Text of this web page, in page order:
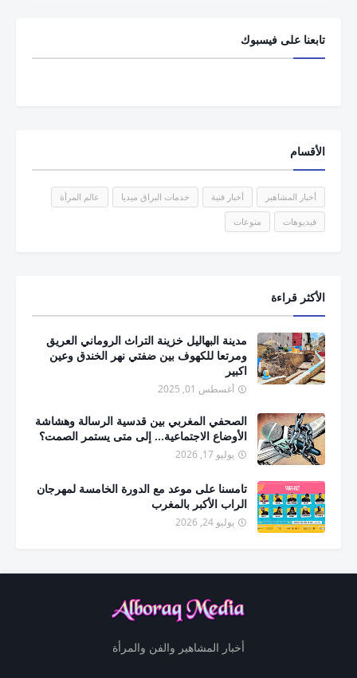
تابعنا على فيسبوك
الأقسام
أخبار المشاهير أخبار فنية خدمات البراق ميديا عالم المرأة
فيديوهات منوعات
الأكثر قراءة
مدينة البهاليل خزينة التراث الروماني العريق
ومرتعا للكهوف بين ضفتي نهر الخندق وعين
اكبير
أغسطس 01, 2025
الصحفي المغربي بين قدسية الرسالة وهشاشة
الأوضاع الاجتماعية... إلى متى يستمر الصمت؟
يوليو 17, 2026
تامسنا على موعد مع الدورة الخامسة لمهرجان
الراب الأكبر بالمغرب
يوليو 24, 2026
أخبار المشاهير والفن والمرأة